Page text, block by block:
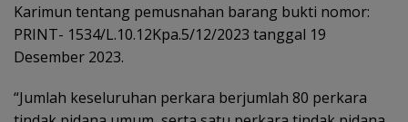
Karimun tentang pemusnahan barang bukti nomor:
PRINT- 1534/L.10.12Kpa.5/12/2023 tanggal 19
Desember 2023.
“Jumlah keseluruhan perkara berjumlah 80 perkara